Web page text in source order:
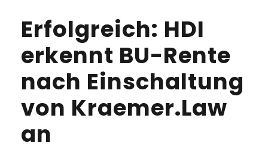
Erfolgreich: HDI
erkennt BU-Rente
nach Einschaltung
von Kraemer.Law
an